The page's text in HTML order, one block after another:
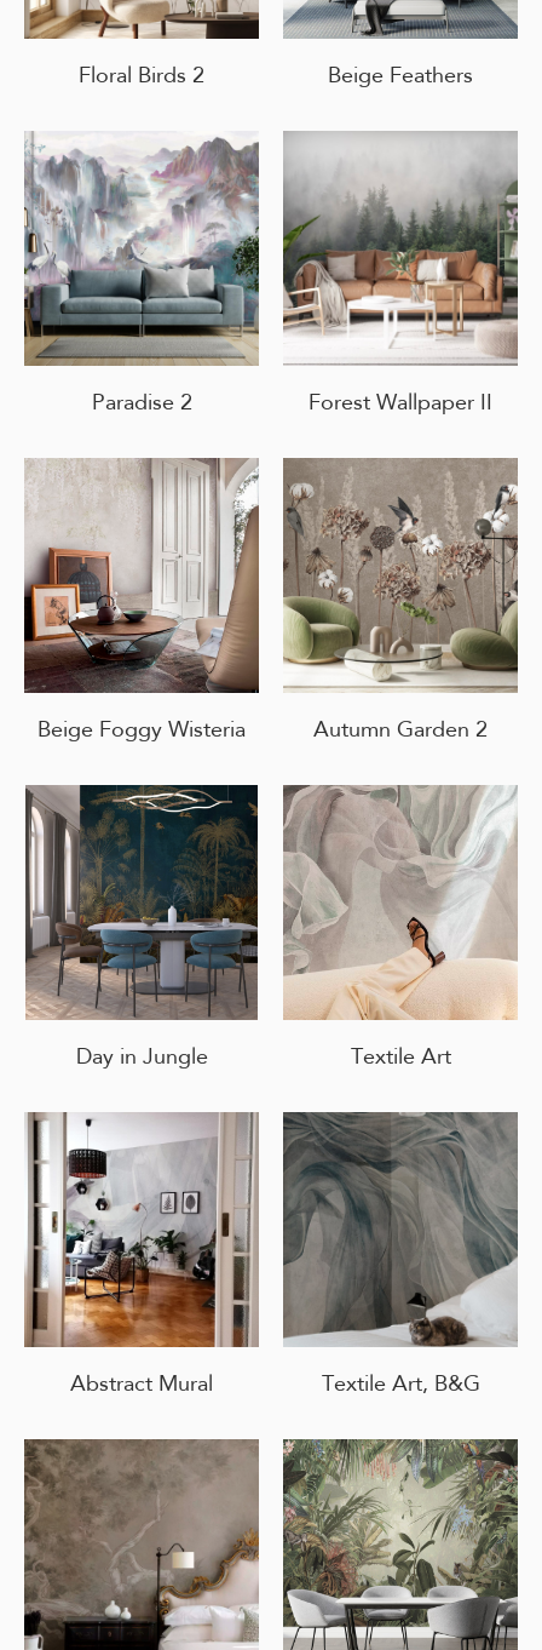
Floral Birds 2 Beige Feathers
Paradise 2 Forest Wallpaper II
Beige Foggy Wisteria Autumn Garden 2
Day in Jungle Textile Art
Abstract Mural Textile Art, B&G